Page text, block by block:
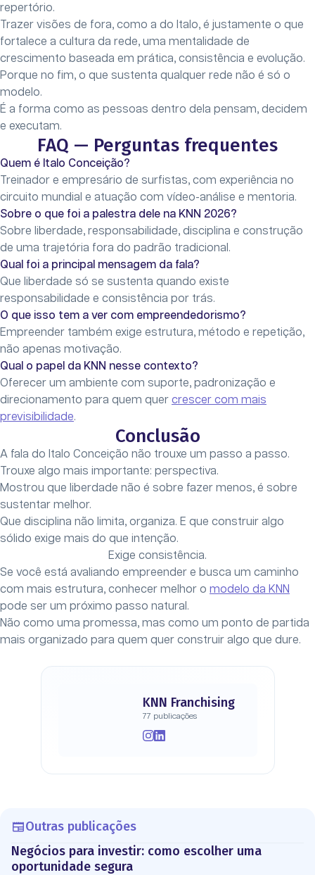
repertório.
Trazer visões de fora, como a do Italo, é justamente o que
fortalece a cultura da rede, uma mentalidade de
crescimento baseada em prática, consistência e evolução.
Porque no fim, o que sustenta qualquer rede não é só o
modelo.
É a forma como as pessoas dentro dela pensam, decidem
e executam.
FAQ — Perguntas frequentes
Quem é Italo Conceição?
Treinador e empresário de surfistas, com experiência no
circuito mundial e atuação com vídeo-análise e mentoria.
Sobre o que foi a palestra dele na KNN 2026?
Sobre liberdade, responsabilidade, disciplina e construção
de uma trajetória fora do padrão tradicional.
Qual foi a principal mensagem da fala?
Que liberdade só se sustenta quando existe
responsabilidade e consistência por trás.
O que isso tem a ver com empreendedorismo?
Empreender também exige estrutura, método e repetição,
não apenas motivação.
Qual o papel da KNN nesse contexto?
Oferecer um ambiente com suporte, padronização e
direcionamento para quem quer crescer com mais
previsibilidade.
Conclusão
A fala do Italo Conceição não trouxe um passo a passo.
Trouxe algo mais importante: perspectiva.
Mostrou que liberdade não é sobre fazer menos, é sobre
sustentar melhor.
Que disciplina não limita, organiza. E que construir algo
sólido exige mais do que intenção.
Exige consistência.
Se você está avaliando empreender e busca um caminho
com mais estrutura, conhecer melhor o modelo da KNN
pode ser um próximo passo natural.
Não como uma promessa, mas como um ponto de partida
mais organizado para quem quer construir algo que dure.
KNN Franchising
77 publicações
Outras publicações
Negócios para investir: como escolher uma
oportunidade segura